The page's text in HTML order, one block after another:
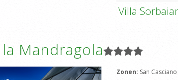
Villa
Mandragola
Zonen: San